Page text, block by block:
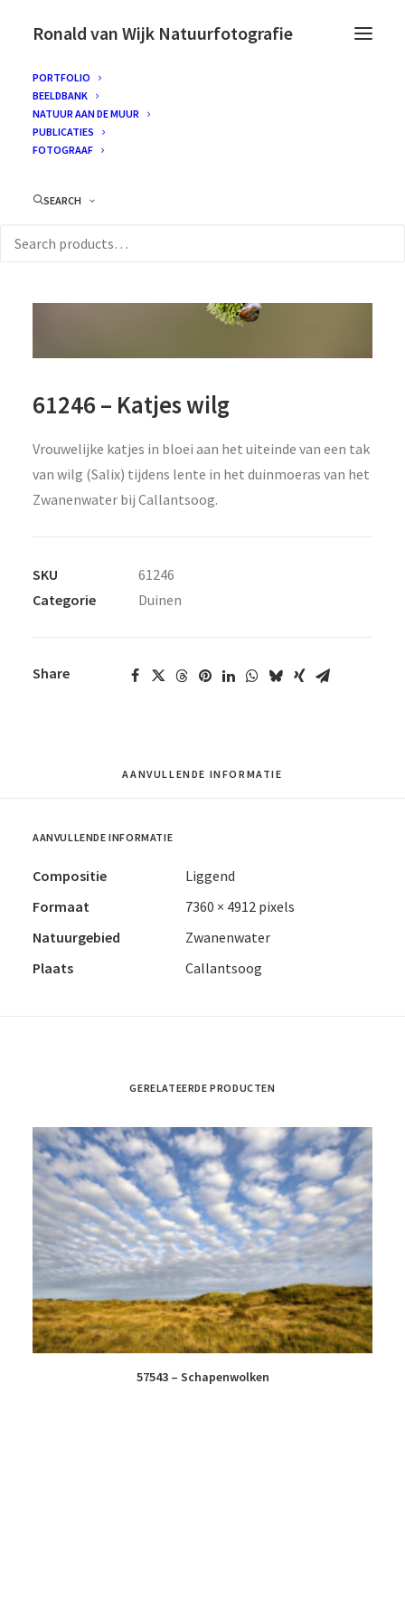
Ronald van Wijk Natuurfotografie
PORTFOLIO
BEELDBANK
NATUUR AAN DE MUUR
PUBLICATIES
FOTOGRAAF
SEARCH
61246 – Katjes wilg
Vrouwelijke katjes in bloei aan het uiteinde van een tak
van wilg (Salix) tijdens lente in het duinmoeras van het
Zwanenwater bij Callantsoog.
SKU
61246
Categorie
Duinen
Share
AANVULLENDE INFORMATIE
AANVULLENDE INFORMATIE
Compositie
Liggend
Formaat
7360 × 4912 pixels
Natuurgebied
Zwanenwater
Plaats
Callantsoog
GERELATEERDE PRODUCTEN
57543 – Schapenwolken